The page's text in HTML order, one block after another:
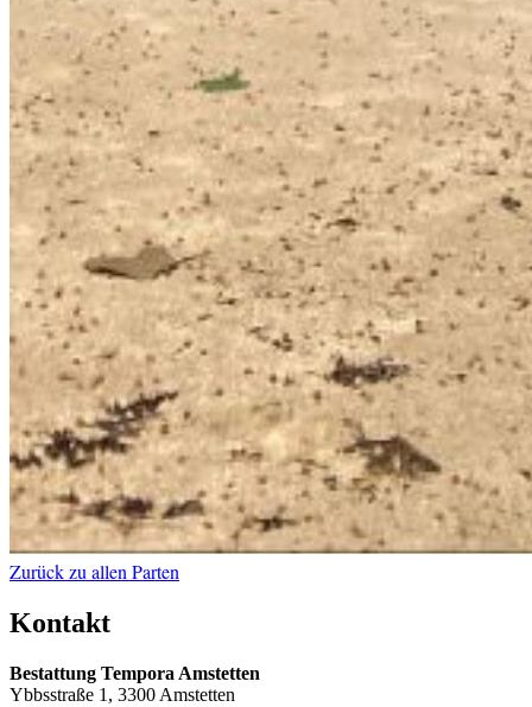
Zurück zu allen Parten
Kontakt
Bestattung Tempora Amstetten
Ybbsstraße 1, 3300 Amstetten